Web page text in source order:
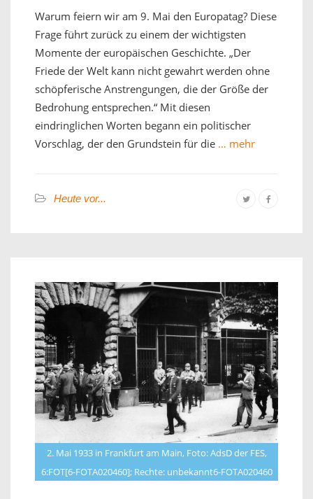
Warum feiern wir am 9. Mai den Europatag? Diese
Frage führt zurück zu einem der wichtigsten
Momente der europäischen Geschichte. „Der
Friede der Welt kann nicht gewahrt werden ohne
schöpferische Anstrengungen, die der Größe der
Bedrohung entsprechen.“ Mit diesen
eindringlichen Worten begann ein politischer
Vorschlag, der den Grundstein für die … mehr
Heute vor...
2. Mai 1933 in Frankfurt am Main, Foto: AdsD der FES,
6:FOT[6-FOTA020460]; Rechte: unbekannt6-FOTA020460